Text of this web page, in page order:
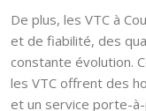
De plus, les VTC à
et de fiabilité, des
constante évolution.
les VTC offrent des
et un service porte-